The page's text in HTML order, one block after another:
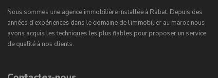
Nous sommes une agence immobilière installée à Rabat. Depuis des
années d’expériences dans le domaine de l’immobilier au maroc nous
avons acquis les techniques les plus fiables pour proposer un service
de qualité à nos clients.